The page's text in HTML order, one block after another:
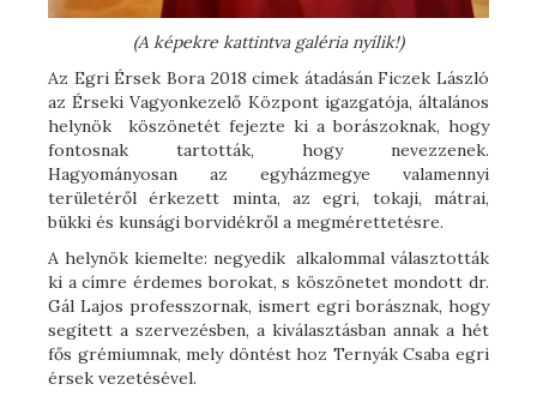
(A képekre kattintva galéria nyílik!)
Az Egri Érsek Bora 2018 címek átadásán Ficzek László
az Érseki Vagyonkezelő Központ igazgatója, általános
helynök köszönetét fejezte ki a borászoknak, hogy
fontosnak tartották, hogy nevezzenek.
Hagyományosan az egyházmegye valamennyi
területéről érkezett minta, az egri, tokaji, mátrai,
bükki és kunsági borvidékről a megmérettetésre.
A helynök kiemelte: negyedik alkalommal választották
ki a címre érdemes borokat, s köszönetet mondott dr.
Gál Lajos professzornak, ismert egri borásznak, hogy
segített a szervezésben, a kiválasztásban annak a hét
fős grémiumnak, mely döntést hoz Ternyák Csaba egri
érsek vezetésével.